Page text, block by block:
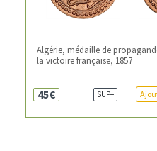
Algérie, médaille de
la victoire française, 1857
45€ SUP+